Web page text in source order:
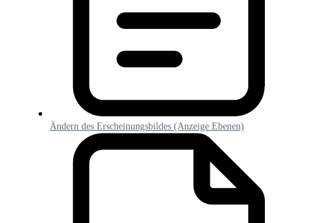
Ändern des Erscheinungsbildes (Anzeige Ebenen)